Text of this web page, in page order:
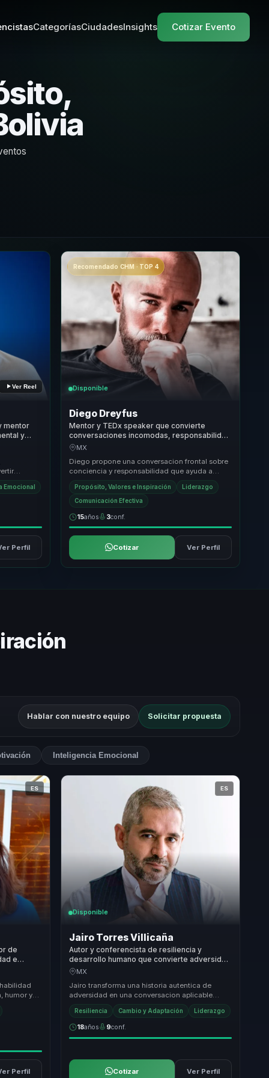
CategoríasCiudadesInsights Cotizar Evento
Ver Reel
mentor
y
Emocional
Perfil
Recomendado CHM · TOP 4
Disponible
Diego Dreyfus
Mentor y TEDx speaker que convierte
conversaciones incomodas, responsabilidad
y conciencia en claridad para lideres y
MX
Diego propone una conversacion frontal sobre
conciencia y responsabilidad que ayuda a
romper inercias, revisar narrativas personales y
ab...Propósito, Valores e Inspiración Liderazgo
Comunicación Efectiva
15años 3conf.
Cotizar Ver Perfil
Hablar con nuestro equipo Solicitar propuesta
Inteligencia Emocional
ES
de
e
y
humor y
Perfil
ES
Disponible
Jairo Torres Villicaña
Autor y conferencista de resiliencia y
desarrollo humano que convierte adversidad
en fortaleza para equipos y lideres.
MX
Jairo transforma una historia autentica de
adversidad en una conversacion aplicable
sobre actitud, resiliencia y crecimiento humano,
para...
Resiliencia Cambio y Adaptación Liderazgo
18años 9conf.
Cotizar Ver Perfil